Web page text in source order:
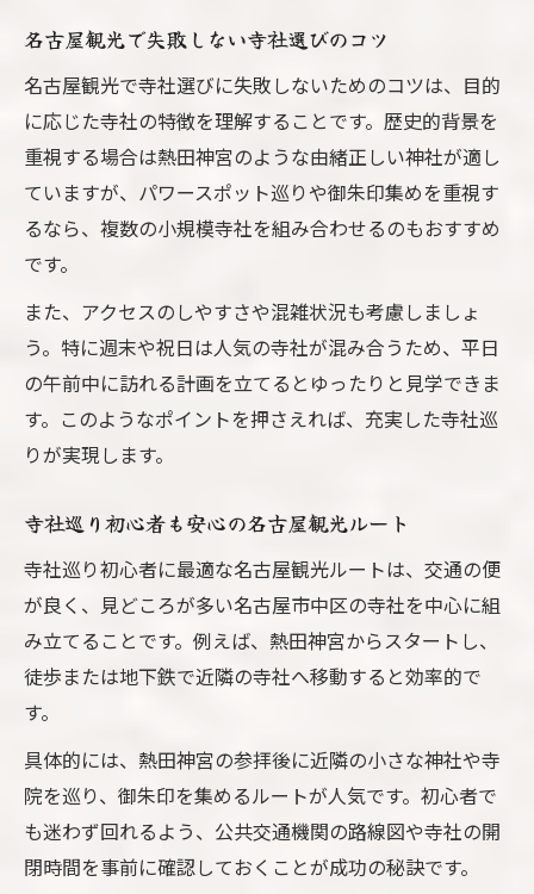
名古屋観光で失敗しない寺社選びのコツ
名古屋観光で寺社選びに失敗しないためのコツは、目的
に応じた寺社の特徴を理解することです。歴史的背景を
重視する場合は熱田神宮のような由緒正しい神社が適し
ていますが、パワースポット巡りや御朱印集めを重視す
るなら、複数の小規模寺社を組み合わせるのもおすすめ
です。
また、アクセスのしやすさや混雑状況も考慮しましょ
う。特に週末や祝日は人気の寺社が混み合うため、平日
の午前中に訪れる計画を立てるとゆったりと見学できま
す。このようなポイントを押さえれば、充実した寺社巡
りが実現します。
寺社巡り初心者も安心の名古屋観光ルート
寺社巡り初心者に最適な名古屋観光ルートは、交通の便
が良く、見どころが多い名古屋市中区の寺社を中心に組
み立てることです。例えば、熱田神宮からスタートし、
徒歩または地下鉄で近隣の寺社へ移動すると効率的で
す。
具体的には、熱田神宮の参拝後に近隣の小さな神社や寺
院を巡り、御朱印を集めるルートが人気です。初心者で
も迷わず回れるよう、公共交通機関の路線図や寺社の開
閉時間を事前に確認しておくことが成功の秘訣です。